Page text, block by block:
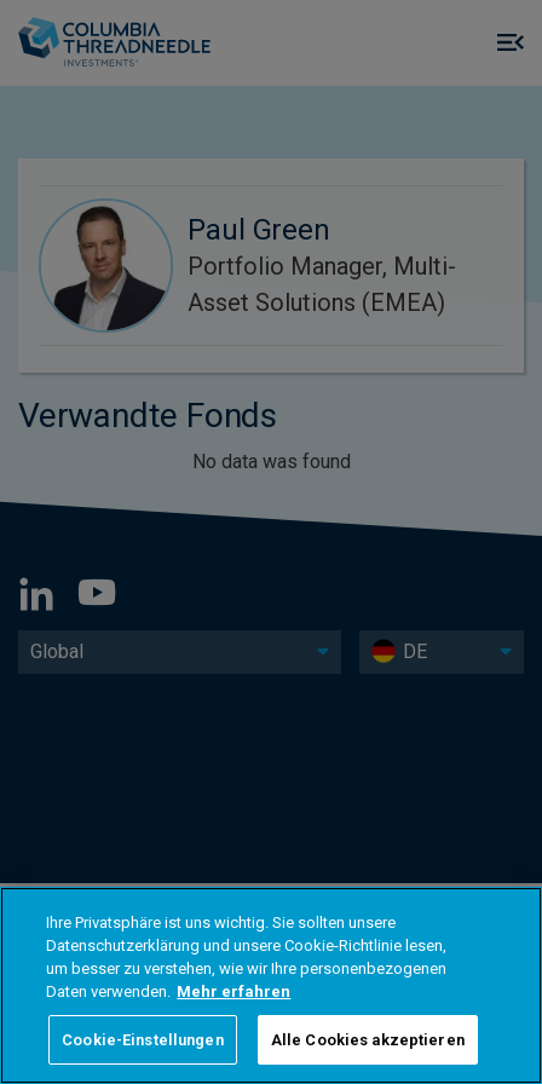
Paul Green
Portfolio Manager, Multi-
Asset Solutions (EMEA)
Verwandte Fonds
No data was found
Global DE
Ihre Privatsphäre ist uns wichtig. Sie sollten unsere
Datenschutzerklärung und unsere Cookie-Richtlinie lesen,
um besser zu verstehen, wie wir Ihre personenbezogenen
Daten verwenden. Mehr erfahren
Cookie-Einstellungen Alle Cookies akzeptieren